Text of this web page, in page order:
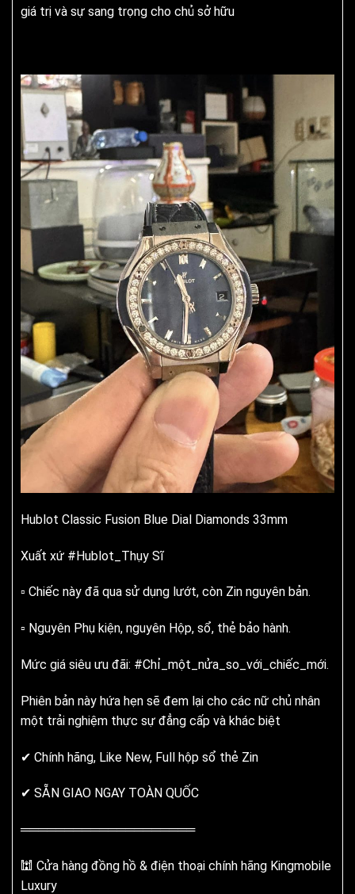
giá trị và sự sang trọng cho chủ sở hữu
Hublot Classic Fusion Blue Dial Diamonds 33mm
Xuất xứ #Hublot_Thụy Sĩ
▫️ Chiếc này đã qua sử dụng lướt, còn Zin nguyên bản.
▫️ Nguyên Phụ kiện, nguyên Hộp, sổ, thẻ bảo hành.
Mức giá siêu ưu đãi: #Chỉ_một_nửa_so_với_chiếc_mới.
Phiên bản này hứa hẹn sẽ đem lại cho các nữ chủ nhân
một trải nghiệm thực sự đẳng cấp và khác biệt
✔ Chính hãng, Like New, Full hộp sổ thẻ Zin
✔ SẴN GIAO NGAY TOÀN QUỐC
════════════════════
🕍 Cửa hàng đồng hồ & điện thoại chính hãng Kingmobile
Luxury